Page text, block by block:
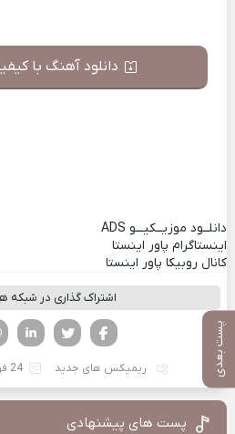
پست بعدی
دانلود آهنگ با
دانلــود موزیــکیـــو ADS
اینستاگرام پاور اینستا
کانال روبیکا پاور اینستا
اشتراک گذاری در شبکه
فیسوک
ریمیکس های جدید 24 فوریه 2024
پست های پیشنهادی